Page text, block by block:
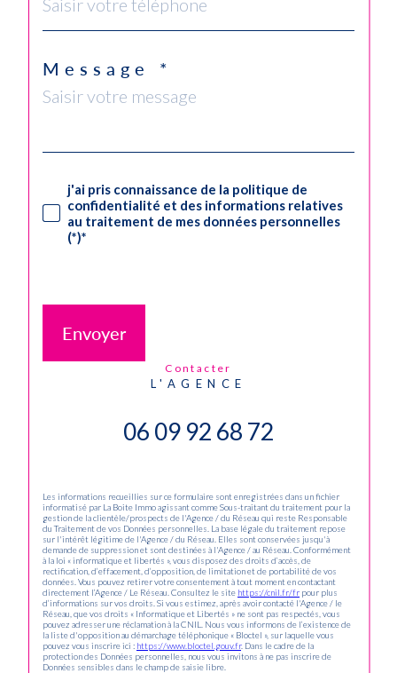
Message *
j'ai pris connaissance de la politique de
confidentialité et des informations relatives
au traitement de mes données personnelles
(*)*
Envoyer
contacter
L'AGENCE
06 09 92 68 72
Les informations recueillies sur ce formulaire sont enregistrées dans un fichier
informatisé par La Boite Immo agissant comme Sous-traitant du traitement pour la
gestion de la clientèle/prospects de l'Agence / du Réseau qui reste Responsable
du Traitement de vos Données personnelles. La base légale du traitement repose
sur l'intérêt légitime de l'Agence / du Réseau. Elles sont conservées jusqu'à
demande de suppression et sont destinées à l'Agence / au Réseau. Conformément
à la loi « informatique et libertés », vous disposez des droits d’accès, de
rectification, d’effacement, d’opposition, de limitation et de portabilité de vos
données. Vous pouvez retirer votre consentement à tout moment en contactant
directement l’Agence / Le Réseau. Consultez le site https://cnil.fr/fr pour plus
d’informations sur vos droits. Si vous estimez, après avoir contacté l'Agence / le
Réseau, que vos droits « Informatique et Libertés » ne sont pas respectés, vous
pouvez adresser une réclamation à la CNIL. Nous vous informons de l’existence de
la liste d'opposition au démarchage téléphonique « Bloctel », sur laquelle vous
pouvez vous inscrire ici : https://www.bloctel.gouv.fr. Dans le cadre de la
protection des Données personnelles, nous vous invitons à ne pas inscrire de
Données sensibles dans le champ de saisie libre.